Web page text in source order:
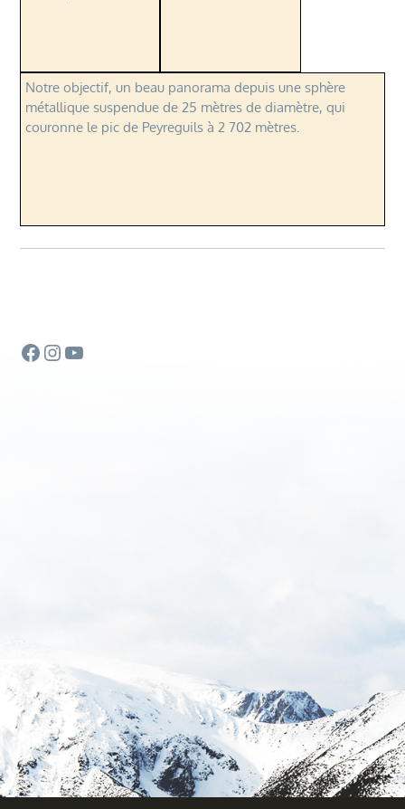
Notre objectif, un beau panorama depuis une sphère
métallique suspendue de 25 mètres de diamètre, qui
couronne le pic de Peyreguils à 2 702 mètres.
Facebook
Instagram
YouTube